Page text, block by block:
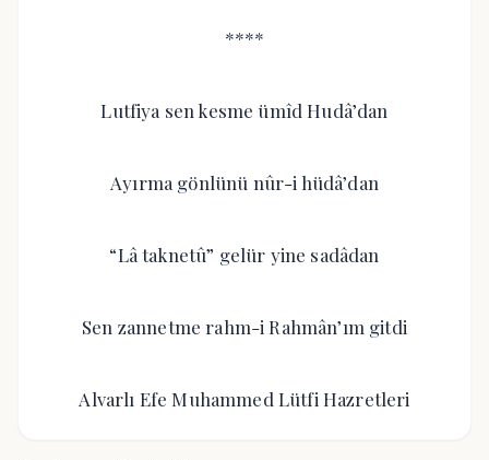
****
Lutfiya sen kesme ümîd Hudâ’dan
Ayırma gönlünü nûr-i hüdâ’dan
“Lâ taknetû” gelür yine sadâdan
Sen zannetme rahm-i Rahmân’ım gitdi
Alvarlı Efe Muhammed Lütfi Hazretleri